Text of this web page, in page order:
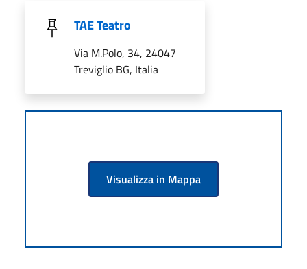
TAE Teatro
Via M.Polo, 34, 24047
Treviglio BG, Italia
Visualizza in Mappa